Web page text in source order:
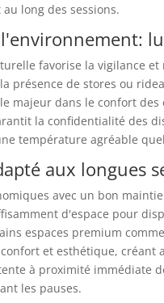
long des sessions.
favorise la vigilance
présence de stores ou
majeur dans le confort
la confidentialité des
température agréable
aux longues
avec un bon
d'espace pour
espaces premium
et esthétique, créant
à proximité immédiate
les pauses.